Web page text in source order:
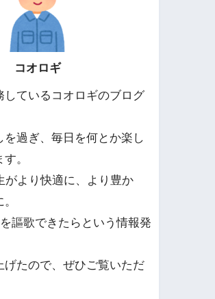
コオロギ
しているコオロギのブログ
を過ぎ、毎日を何とか楽し
。
がより快適に、より豊か
謳歌できたらという情報発
げたので、ぜひご覧いただ